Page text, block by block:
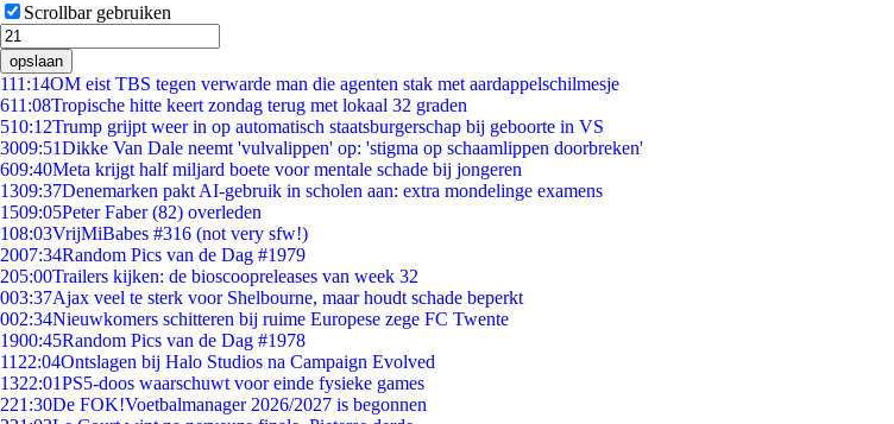
Scrollbar gebruiken
opslaan
111:14OM eist TBS tegen verwarde man die agenten stak met aardappelschilmesje
611:08Tropische hitte keert zondag terug met lokaal 32 graden
510:12Trump grijpt weer in op automatisch staatsburgerschap bij geboorte in VS
3009:51Dikke Van Dale neemt 'vulvalippen' op: 'stigma op schaamlippen doorbreken'
609:40Meta krijgt half miljard boete voor mentale schade bij jongeren
1309:37Denemarken pakt AI-gebruik in scholen aan: extra mondelinge examens
1509:05Peter Faber (82) overleden
108:03VrijMiBabes #316 (not very sfw!)
2007:34Random Pics van de Dag #1979
205:00Trailers kijken: de bioscoopreleases van week 32
003:37Ajax veel te sterk voor Shelbourne, maar houdt schade beperkt
002:34Nieuwkomers schitteren bij ruime Europese zege FC Twente
1900:45Random Pics van de Dag #1978
11 22:04Ontslagen bij Halo Studios na Campaign Evolved
1322:01PS5-doos waarschuwt voor einde fysieke games
221:30De FOK!Voetbalmanager 2026/2027 is begonnen